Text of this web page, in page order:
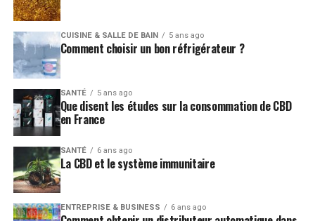
CUISINE & SALLE DE BAIN 5 ans ago
Comment choisir un bon réfrigérateur ?
SANTÉ 5 ans ago
Que disent les études sur la consommation de CBD
en France
SANTÉ 6 ans ago
La CBD et le système immunitaire
ENTREPRISE & BUSINESS 6 ans ago